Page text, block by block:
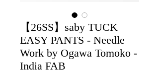
【26SS】saby TUCK
EASY PANTS - Needle
Work by Ogawa Tomoko -
India FAB